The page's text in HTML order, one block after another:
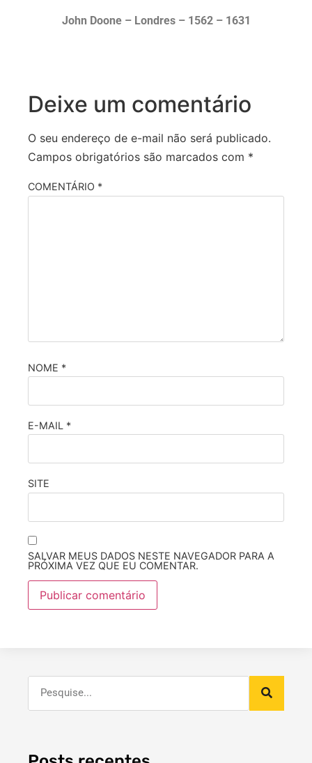
John Doone – Londres – 1562 – 1631
Deixe um comentário
O seu endereço de e-mail não será publicado.
Campos obrigatórios são marcados com *
COMENTÁRIO *
NOME *
E-MAIL *
SITE
SALVAR MEUS DADOS NESTE NAVEGADOR PARA A
PRÓXIMA VEZ QUE EU COMENTAR.